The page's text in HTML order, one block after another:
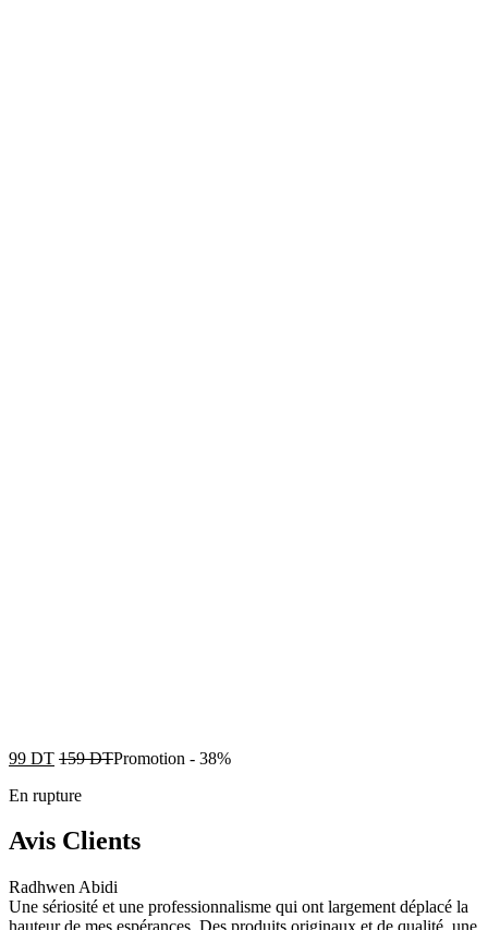
99 DT 159DTPromotion - 38%
En rupture
Avis Clients
Radhwen Abidi
Une sériosité et une professionnalisme qui ont largement déplacé la